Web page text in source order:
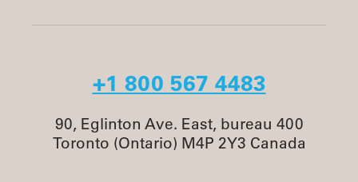
+1 800 567 4483
90, Eglinton Ave. East, bureau 400
Toronto (Ontario) M4P 2Y3 Canada